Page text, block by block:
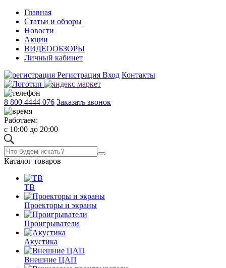
Главная
Статьи и обзоры
Новости
Акции
ВИДЕООБЗОРЫ
Личный кабинет
Регистрация Вход Контакты
8 800 4444 076 Заказать звонок
Работаем:
с 10:00 до 20:00
Каталог товаров
ТВ
Проекторы и экраны
Проигрыватели
Акустика
Внешние ЦАП